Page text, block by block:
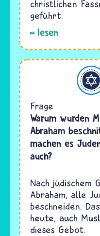
christlichen
geführt.
lesen
Frage
Warum wurden
Abraham
machen es
auch?
Nach jüdischem
Abraham, alle
beschneiden.
heute, auch
dieses Gebot.